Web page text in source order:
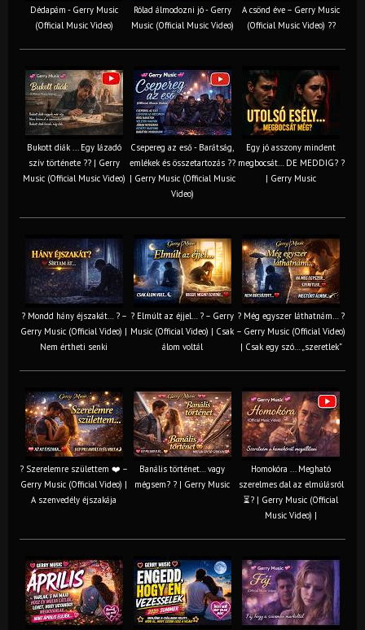
Dédapám - Gerry Music
(Official Music Video)
Rólad álmodozni jó - Gerry
Music (Official Music Video)
A csönd éve – Gerry Music
(Official Music Video) ??
Bukott diák ... Egy lázadó
szív története ?? | Gerry
Music (Official Music Video)
Csepereg az eső - Barátság,
emlékek és összetartozás ?️?
| Gerry Music (Official Music
Video)
Egy jó asszony mindent
megbocsát… DE MEDDIG? ?
| Gerry Music
? Mondd hány éjszakát… ? –
Gerry Music (Official Video) |
Nem értheti senki
? Elmúlt az éjjel… ? – Gerry
Music (Official Video) | Csak
álom voltál
? Még egyszer láthatnám… ?
– Gerry Music (Official Video)
| Csak egy szó… „szeretlek”
? Szerelemre születtem ❤️ –
Gerry Music (Official Video) |
A szenvedély éjszakája
Banális történet… vagy
mégsem? ? | Gerry Music
Homokóra ... Megható
szerelmes dal az elmúlásról
⏳? | Gerry Music (Official
Music Video) |